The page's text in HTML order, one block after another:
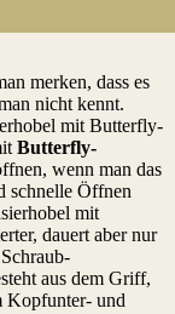
merken, dass es
nicht kennt.
mit Butterfly-
Butterfly-
wenn man das
schnelle Öffnen
mit
dauert aber nur
aus dem Griff,
Kopfunter- und